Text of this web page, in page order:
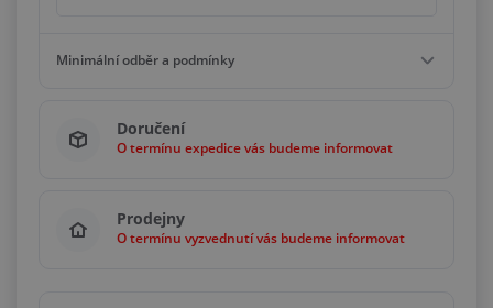
Minimální odběr a podmínky
40,00 m
Násobky 40,00 m
Doručení
O termínu expedice vás budeme informovat
Prodejny
O termínu vyzvednutí vás budeme informovat